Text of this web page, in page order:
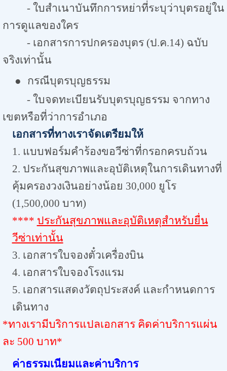
- ใบสำเนาบันทึกการหย่าที่ระบุว่าบุตรอยู่ใน
การดูแลของใคร
- เอกสารการปกครองบุตร (ป.ค.14) ฉบับ
จริงเท่านั้น
●
กรณีบุตรบุญธรรม
- ใบจดทะเบียนรับบุตรบุญธรรม จากทาง
เขตหรือที่ว่าการอำเภอ
เอกสารที่ทางเราจัดเตรียมให้
1. แบบฟอร์มคำร้องขอวีซ่าที่กรอกครบถ้วน
2. ประกันสุขภาพและอุบัติเหตุในการเดินทางที่
คุ้มครองวงเงินอย่างน้อย 30,000 ยูโร
(1,500,000 บาท)
**** ประกันสุขภาพและอุบัติเหตุสำหรับยื่น
วีซ่าเท่านั้น
3. เอกสารใบจองตั๋วเครื่องบิน
4. เอกสารใบจองโรงแรม
5. เอกสารแสดงวัตถุประสงค์ และกำหนดการ
เดินทาง
*ทางเรามีบริการแปลเอกสาร คิดค่าบริการแผ่น
ละ 500 บาท*
ค่าธรรมเนียมและค่าบริการ